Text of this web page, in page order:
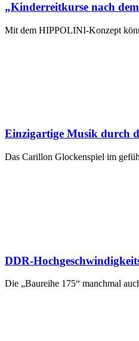
„Kinderreitkurse nach
Mit dem HIPPOLINI-Konzept
Einzigartige Musik durch
Das Carillon Glockenspiel im
DDR-
Die „Baureihe 175“ manchmal